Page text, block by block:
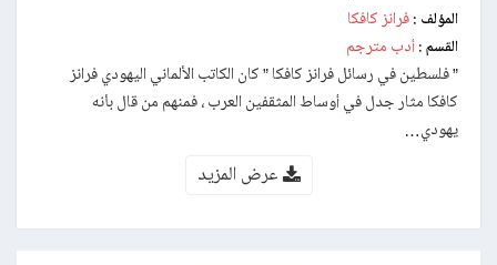
المؤلف : فرانز كافكا
القسم : أدب مترجم
” فلسطين في رسائل فرانز كافكا ” كان الكاتب الألماني اليهودي فرانز
كافكا مثار جدل في أوساط المثقفين العرب ، فمنهم من قال بأنه
يهودي…
عرض المزيد